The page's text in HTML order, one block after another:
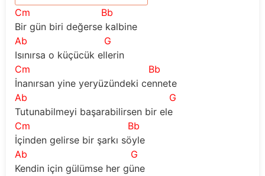
Cm
Bb
Bir gün biri değerse kalbine
Ab
G
Isınırsa o küçücük ellerin
Cm
Bb
İnanırsan yine yeryüzündeki cennete
Ab
G
Tutunabilmeyi başarabilirsen bir ele
Cm
Bb
İçinden gelirse bir şarkı söyle
Ab
G
Kendin için gülümse her güne